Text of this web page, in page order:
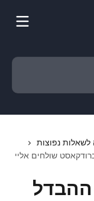
לשאלות נפוצות
שולחים אליי
ההבדל